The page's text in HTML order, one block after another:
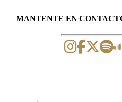
MANTENTE EN